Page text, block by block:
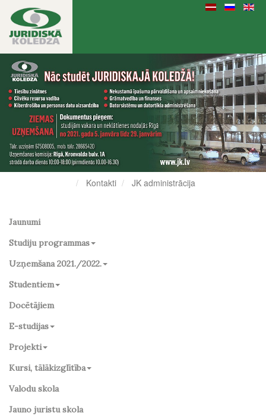
Kontakti JK administrācija
Jaunumi
Studiju programmas
Uzņemšana 2021./2022.
Studentiem
Docētājiem
E-studijas
Projekti
Kursi, tālākizglītība
Valodu skola
Jauno juristu skola